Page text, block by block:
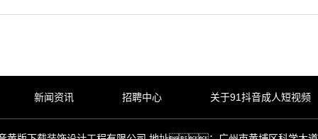
新闻资讯 招聘中心 关于91抖音成人短视频